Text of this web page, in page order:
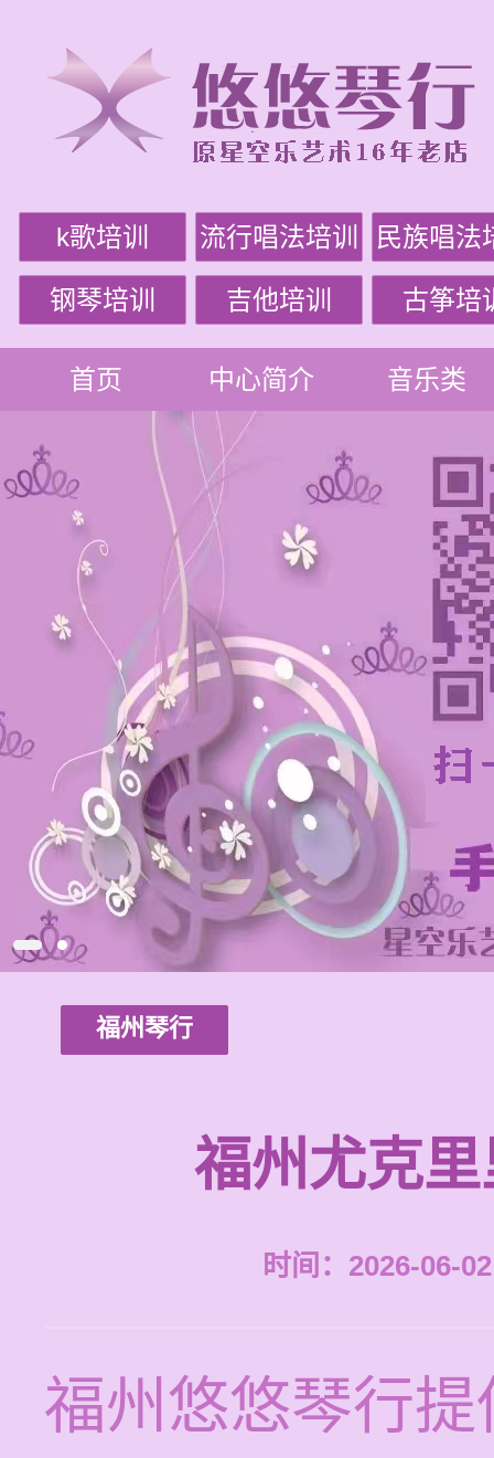
k歌培训 流行唱法培训 民族唱法
钢琴培训 吉他培训 古筝培
首页 中心简介 音乐类
福州琴行
福州尤克
时间：2026-06-
福州悠悠琴行